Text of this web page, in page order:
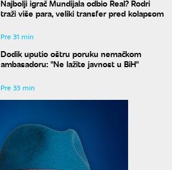
Najbolji igrač Mundijala odbio Real? Rodri
traži više para, veliki transfer pred kolapsom
Pre 31 min
Dodik uputio oštru poruku nemačkom
ambasadoru: "Ne lažite javnost u BiH"
Pre 33 min